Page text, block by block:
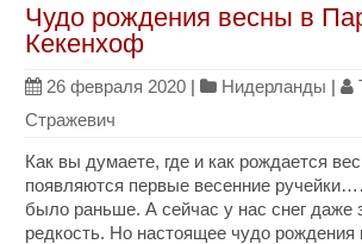
Чудо рождения весны в
Кекенхоф
26 февраля 2020 | Нидерланды |
Стражевич
Как вы думаете, где и как рождается
появляются первые весенние
было раньше. А сейчас у нас снег даже
редкость. Но настоящее чудо рождения